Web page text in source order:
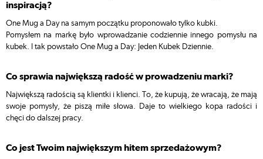
inspiracją?
One Mug a Day na samym początku proponowało tylko kubki.
Pomysłem na markę było wprowadzanie codziennie innego pomysłu na
kubek. I tak powstało One Mug a Day: Jeden Kubek Dziennie.
Co sprawia największą radość w prowadzeniu marki?
Największą radością są klientki i klienci. To, że kupują, że wracają, że mają
swoje pomysły, że piszą miłe słowa. Daje to wielkiego kopa radości i
chęci do dalszej pracy.
Co jest Twoim największym hitem sprzedażowym?